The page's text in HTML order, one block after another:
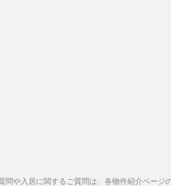
問や入居に関するご質問は、各物件紹介ページ